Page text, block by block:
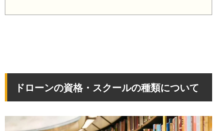
ドローンの資格・スクールの種類について